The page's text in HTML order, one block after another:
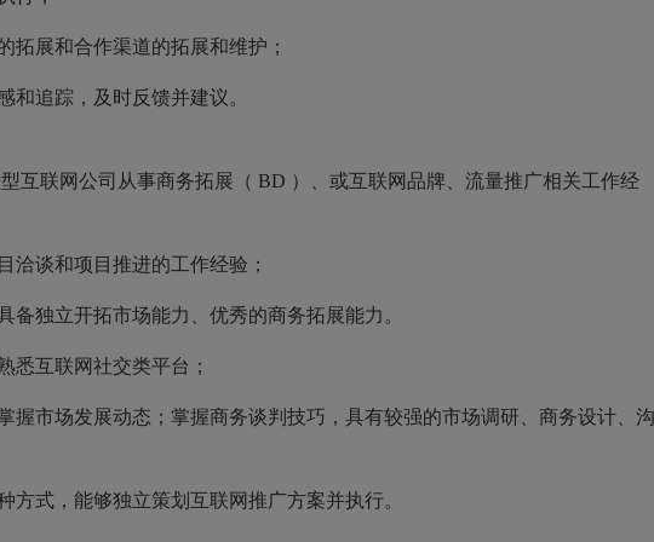
拓展和合作渠道的拓展和维护；
和追踪，及时反馈并建议。
互联网公司从事商务拓展（ BD ）、或互联网品牌、流量推广相关工作经
洽谈和项目推进的工作经验；
备独立开拓市场能力、优秀的商务拓展能力。
悉互联网社交类平台；
握市场发展动态；掌握商务谈判技巧，具有较强的市场调研、商务设计、沟
方式，能够独立策划互联网推广方案并执行。